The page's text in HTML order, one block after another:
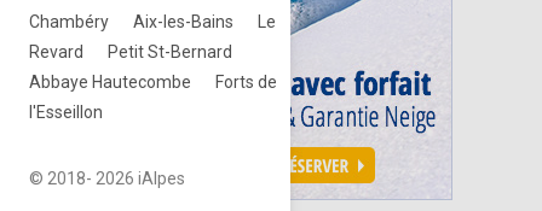
Chambéry Aix-les-Bains
Le
Revard
Petit St-Bernard
Abbaye Hautecombe
Forts de
l'Esseillon
© 2018- 2026 iAlpes